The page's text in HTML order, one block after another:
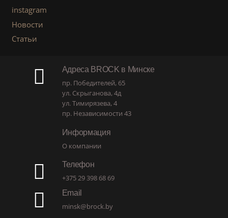
instagram
Новости
Статьи
Адреса BROCK в Минске
пр. Победителей, 65
ул. Скрыганова, 4д
ул. Тимирязева, 4
пр. Независимости 43
Информация
О компании
Телефон
+375 29 398 68 69
Email
minsk@brock.by